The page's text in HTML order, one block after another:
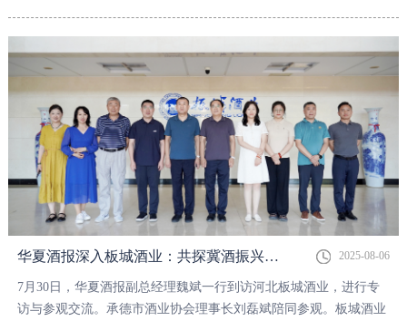
示。公示期为7个自然日，从2025年8月25日至8月31日止。
华夏酒报深入板城酒业：共探冀酒振兴新路径 2025-08-06
7月30日，华夏酒报副总经理魏斌一行到访河北板城酒业，进行专
访与参观交流。承德市酒业协会理事长刘磊斌陪同参观。板城酒业